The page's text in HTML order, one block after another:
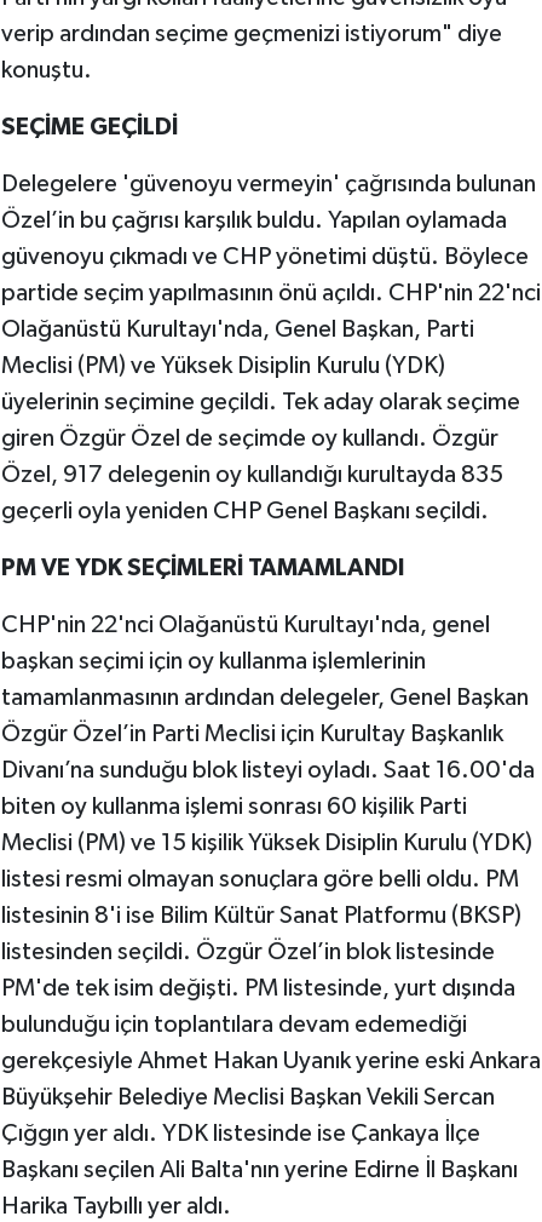
verip ardından seçime geçmenizi istiyorum" diye
konuştu.
SEÇİME GEÇİLDİ
Delegelere 'güvenoyu vermeyin' çağrısında bulunan
Özel’in bu çağrısı karşılık buldu. Yapılan oylamada
güvenoyu çıkmadı ve CHP yönetimi düştü. Böylece
partide seçim yapılmasının önü açıldı. CHP'nin 22'nci
Olağanüstü Kurultayı'nda, Genel Başkan, Parti
Meclisi (PM) ve Yüksek Disiplin Kurulu (YDK)
üyelerinin seçimine geçildi. Tek aday olarak seçime
giren Özgür Özel de seçimde oy kullandı. Özgür
Özel, 917 delegenin oy kullandığı kurultayda 835
geçerli oyla yeniden CHP Genel Başkanı seçildi.
PM VE YDK SEÇİMLERİ TAMAMLANDI
CHP'nin 22'nci Olağanüstü Kurultayı'nda, genel
başkan seçimi için oy kullanma işlemlerinin
tamamlanmasının ardından delegeler, Genel Başkan
Özgür Özel’in Parti Meclisi için Kurultay Başkanlık
Divanı’na sunduğu blok listeyi oyladı. Saat 16.00'da
biten oy kullanma işlemi sonrası 60 kişilik Parti
Meclisi (PM) ve 15 kişilik Yüksek Disiplin Kurulu (YDK)
listesi resmi olmayan sonuçlara göre belli oldu. PM
listesinin 8'i ise Bilim Kültür Sanat Platformu (BKSP)
listesinden seçildi. Özgür Özel’in blok listesinde
PM'de tek isim değişti. PM listesinde, yurt dışında
bulunduğu için toplantılara devam edemediği
gerekçesiyle Ahmet Hakan Uyanık yerine eski Ankara
Büyükşehir Belediye Meclisi Başkan Vekili Sercan
Çığgın yer aldı. YDK listesinde ise Çankaya İlçe
Başkanı seçilen Ali Balta'nın yerine Edirne İl Başkanı
Harika Taybıllı yer aldı.